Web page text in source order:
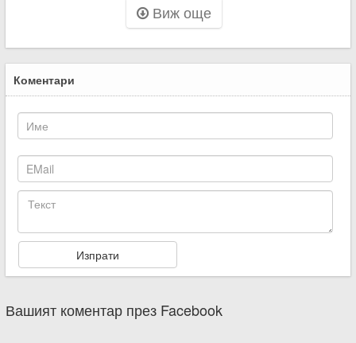
Виж още
Коментари
Вашият коментар през Facebook